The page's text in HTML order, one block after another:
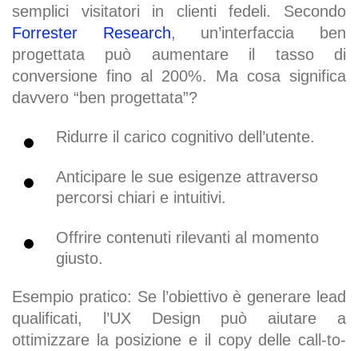
semplici visitatori in clienti fedeli. Secondo
Forrester Research, un’interfaccia ben
progettata può aumentare il tasso di
conversione fino al 200%. Ma cosa significa
davvero “ben progettata”?
Ridurre il carico cognitivo dell’utente.
Anticipare le sue esigenze attraverso
percorsi chiari e intuitivi.
Offrire contenuti rilevanti al momento
giusto.
Esempio pratico: Se l’obiettivo è generare lead
qualificati, l’UX Design può aiutare a
ottimizzare la posizione e il copy delle call-to-